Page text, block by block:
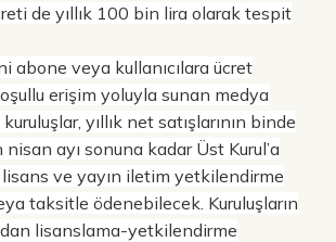
de yıllık 100 bin lira olarak tespit
abone veya kullanıcılara ücret
erişim yoluyla sunan medya
yıllık net satışlarının binde
nisan ayı sonuna kadar Üst Kurul’a
lisans ve yayın iletim yetkilendirme
taksitle ödenebilecek. Kuruluşların
lisanslama-yetkilendirme